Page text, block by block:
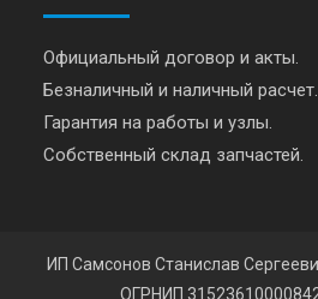
Официальный договор и акты.
Безналичный и наличный расчет.
Гарантия на работы и узлы.
Собственный склад запчастей.
ИП Самсонов Станислав
ОГРНИП